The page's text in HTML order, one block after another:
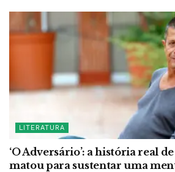
LITERATURA
‘O Adversário’: a história real
matou para sustentar uma